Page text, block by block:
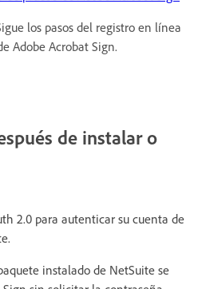
los pasos del registro en línea
Adobe Acrobat Sign.
de instalar o
2.0 para autenticar su cuenta de
instalado de NetSuite se